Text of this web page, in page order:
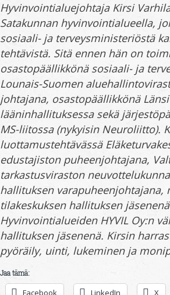
Hyvinvointialuejohtaja Kirsi
Satakunnan hyvinvointialueella,
sosiaali- ja terveysministeriöstä
tehtävistä. Sitä ennen hän on
osastopäällikkönä sosiaali- ja
Lounais-Suomen
johtajana, osastopäällikkönä
lääninhallituksessa sekä
MS-liitossa (nykyisin Neuroliitto).
luottamustehtävässä
edustajiston puheenjohtajana,
tarkastusviraston
hallituksen varapuheenjohtajana,
tilakeskuksen hallituksen
Hyvinvointialueiden HYVIL Oy:n
hallituksen jäsenenä. Kirsin
pyöräily, uinti, lukeminen ja
Jaa tämä: